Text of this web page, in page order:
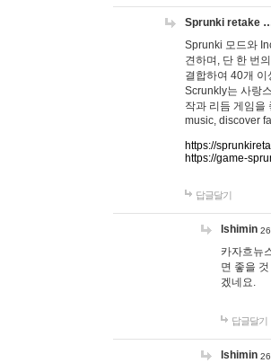
Sprunki retake
Sprunki 모드와
견하며, 단 한 번
결합하여 40개
Scrunkly는 사랑
작과 리듬 게임을
music, discover
https://
https://game-
답글달기
lshimin
카자흐뉴
면 좋을
겠네요.
답글달기
lshimin